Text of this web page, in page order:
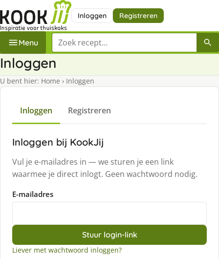
Inloggen Registreren
Menu Zoek een recept
Inloggen
U bent hier: Home › Inloggen
Inloggen Registreren
Inloggen bij KookJij
Vul je e-mailadres in — we sturen je een link
waarmee je direct inlogt. Geen wachtwoord nodig.
E-mailadres
Stuur login-link
Liever met wachtwoord inloggen?